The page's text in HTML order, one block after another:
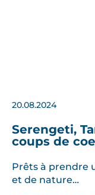
20.08.2024
Serengeti,
coups de
Prêts à prendre
et de nature…